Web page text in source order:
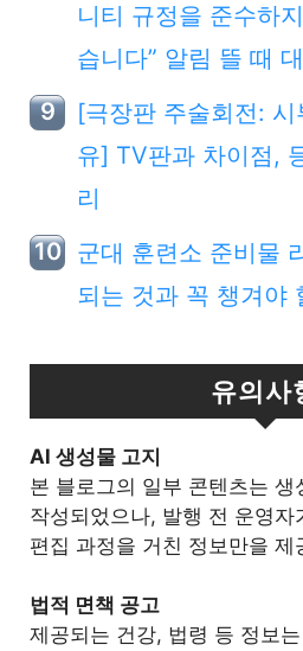
니티 규정을 준수하
습니다” 알림 뜰 때
[극장판 주술회전:
유] TV판과 차이점,
리
군대 훈련소 준비물
되는 것과 꼭 챙겨야
유의사
Al 생성물 고지
본 블로그의 일부 콘텐츠는
작성되었으나, 발행 전 운영자
편집 과정을 거친 정보만을 제
법적 면책 공고
제공되는 건강, 법령 등 정보